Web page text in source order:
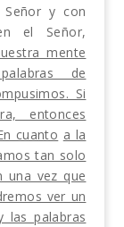
y con
el Señor,
mente
de
Si
entonces
cuanto a la
tan solo
una vez que
ver un
las palabras